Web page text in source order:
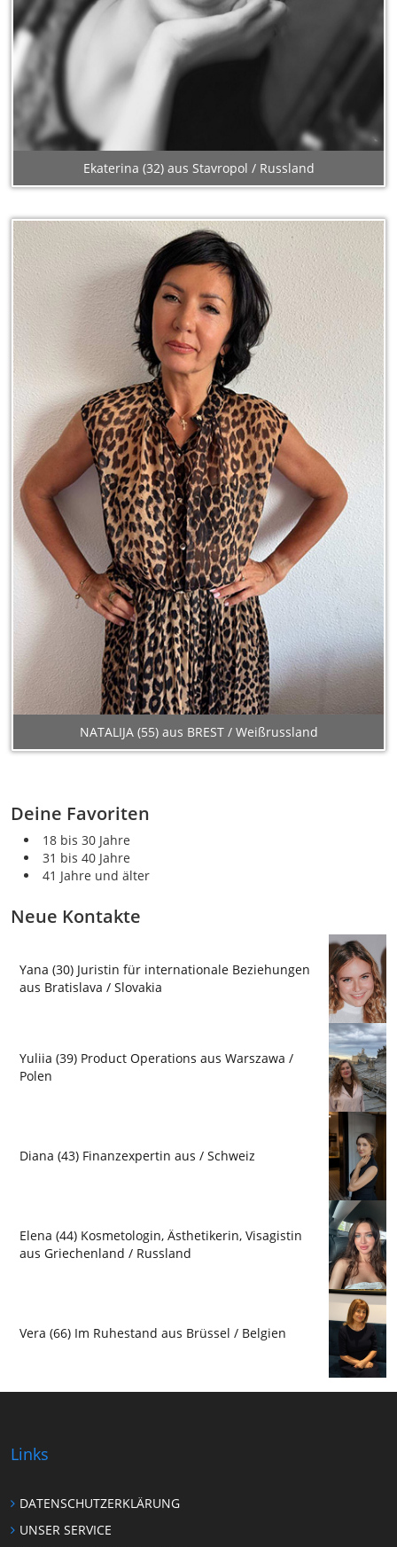
Ekaterina (32) aus Stavropol / Russland
NATALIJA (55) aus BREST / Weißrussland
Deine Favoriten
18 bis 30 Jahre
31 bis 40 Jahre
41 Jahre und älter
Neue Kontakte
Yana (30) Juristin für internationale Beziehungen
aus Bratislava / Slovakia
Yuliia (39) Product Operations aus Warszawa /
Polen
Diana (43) Finanzexpertin aus / Schweiz
Elena (44) Kosmetologin, Ästhetikerin, Visagistin
aus Griechenland / Russland
Vera (66) Im Ruhestand aus Brüssel / Belgien
Links
DATENSCHUTZERKLÄRUNG
UNSER SERVICE